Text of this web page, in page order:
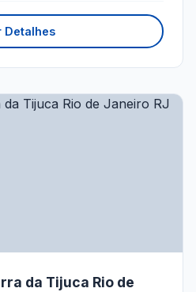
Detalhes
da Tijuca Rio de